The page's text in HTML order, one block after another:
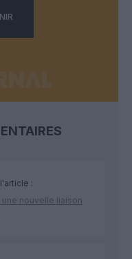
:
nouvelle liaison